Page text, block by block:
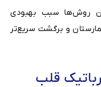
روش‌ها سبب بهبودی
و برگشت سریع‌تر
قلب